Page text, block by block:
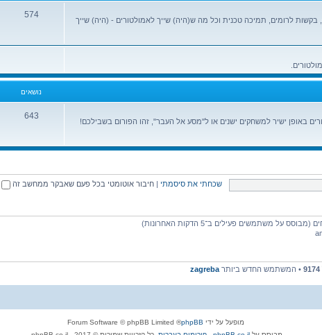
לרומים, תמיכה טכנית וכל מה ש(היה) שייך לאמולטורים - (היה) שייך
574
נושאים
באופן ישיר למשחקים ישנים או ל"מסע אל העבר", זהו הפורום בשבילכם!
643
שכחתי את סיסמתי חיבור אוטומטי בכל פעם שאבקר ממחשב זה
9174 • המשתמש החדש ביותר zagreba
מופעל על ידי phpBB
® Forum Software © phpBB Limited